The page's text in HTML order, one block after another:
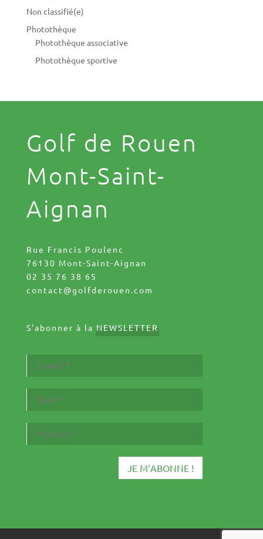
Non classifié(e)
Photothèque
Photothèque associative
Photothèque sportive
Golf de Rouen
Mont-Saint-
Aignan
Rue Francis Poulenc
76130 Mont-Saint-Aignan
02 35 76 38 65
contact@golfderouen.com
S'abonner à la NEWSLETTER